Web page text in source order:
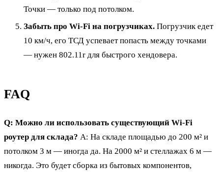
Точки — только под потолком.
Забыть про Wi-Fi на погрузчиках. Погрузчик едет
10 км/ч, его ТСД успевает попасть между точками
— нужен 802.11r для быстрого хендовера.
FAQ
Q: Можно ли использовать существующий Wi-Fi
роутер для склада? A: На складе площадью до 200 м² и
потолком 3 м — иногда да. На 2000 м² и стеллажах 6 м —
никогда. Это будет сборка из бытовых компонентов,